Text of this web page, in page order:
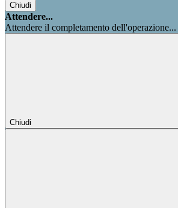
Chiudi
Attendere...
Attendere il completamento dell'operazione...
Chiudi